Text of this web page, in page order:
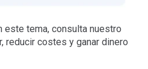
este tema, consulta nuestro
reducir costes y ganar dinero